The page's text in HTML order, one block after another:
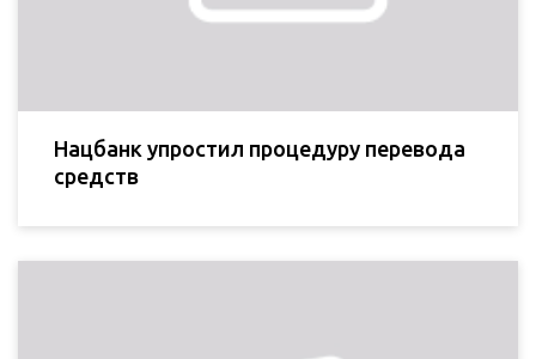
Нацбанк упростил процедуру перевода
средств